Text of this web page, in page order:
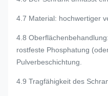
4.7 Material: hochwertiger
4.8
rostfeste Phosphatung
Pulverbeschichtung.
4.9 Tragfähigkeit des